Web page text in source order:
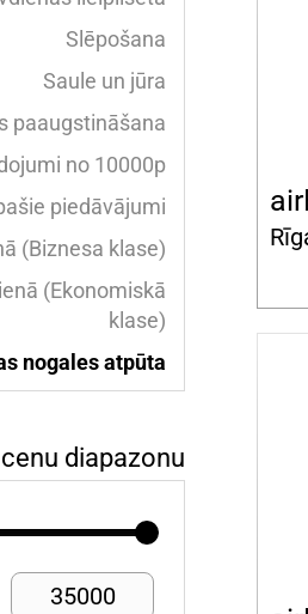
Slēpošana
Saule un jūra
paaugstināšana
no 10000p
piedāvājumi
(Biznesa klase)
(Ekonomiskā
klase)
nogales atpūta
diapazonu
35000